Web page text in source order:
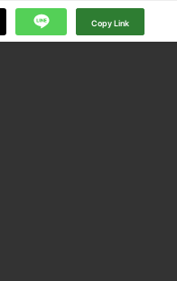
Copy Link